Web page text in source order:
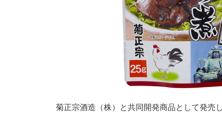
菊正宗酒造（株）と共同開発商品として発売